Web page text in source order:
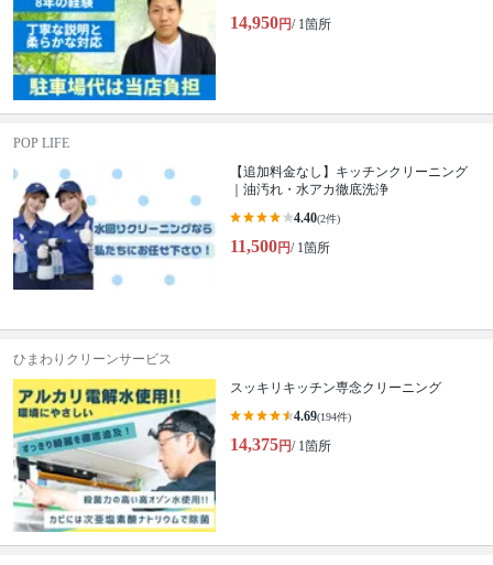
14,950円/ 1箇所
POP LIFE
【追加料金なし】キッチンクリーニング
｜油汚れ・水アカ徹底洗浄
4.40(2件)
11,500円/ 1箇所
ひまわりクリーンサービス
スッキリキッチン専念クリーニング
4.69(194件)
14,375円/ 1箇所